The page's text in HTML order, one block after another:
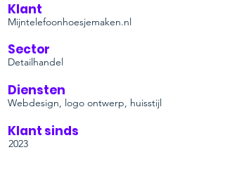
Klant
Mijntelefoonhoesjemaken.nl
Sector
Detailhandel
Diensten
Webdesign, logo ontwerp, huisstijl
Klant sinds
2023